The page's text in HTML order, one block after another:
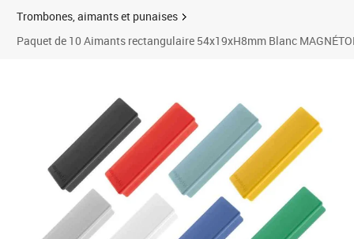
Trombones, aimants et punaises
Paquet de 10 Aimants rectangulaire 54x19xH8mm Blanc